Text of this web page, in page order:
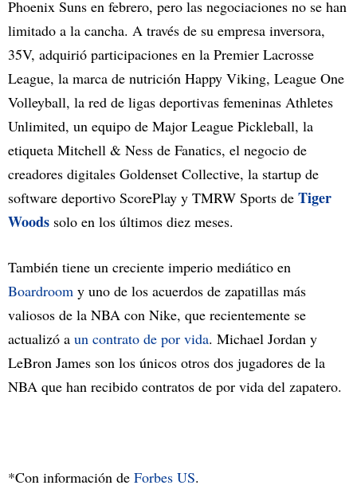
Phoenix Suns en febrero, pero las negociaciones no se han
limitado a la cancha. A través de su empresa inversora,
35V, adquirió participaciones en la Premier Lacrosse
League, la marca de nutrición Happy Viking, League One
Volleyball, la red de ligas deportivas femeninas Athletes
Unlimited, un equipo de Major League Pickleball, la
etiqueta Mitchell & Ness de Fanatics, el negocio de
creadores digitales Goldenset Collective, la startup de
software deportivo ScorePlay y TMRW Sports de Tiger
Woods solo en los últimos diez meses.
También tiene un creciente imperio mediático en
Boardroom y uno de los acuerdos de zapatillas más
valiosos de la NBA con Nike, que recientemente se
actualizó a un contrato de por vida. Michael Jordan y
LeBron James son los únicos otros dos jugadores de la
NBA que han recibido contratos de por vida del zapatero.
*Con información de Forbes US.